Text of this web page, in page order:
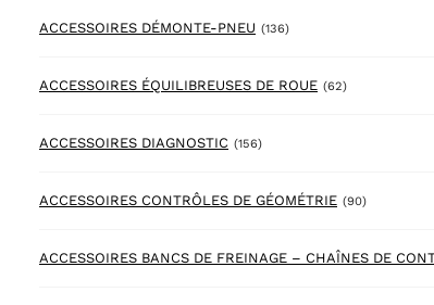
ACCESSOIRES DÉMONTE-PNEU (136)136 products
ACCESSOIRES ÉQUILIBREUSES DE ROUE (62)62 products
ACCESSOIRES DIAGNOSTIC (156)156 products
ACCESSOIRES CONTRÔLES DE GÉOMÉTRIE (90)90 products